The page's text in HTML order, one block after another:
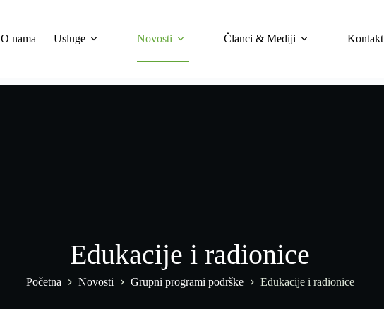
O nama Usluge Novosti Članci & Mediji Kontakt
Edukacije i radionice
Početna Novosti Grupni programi podrške Edukacije i radionice